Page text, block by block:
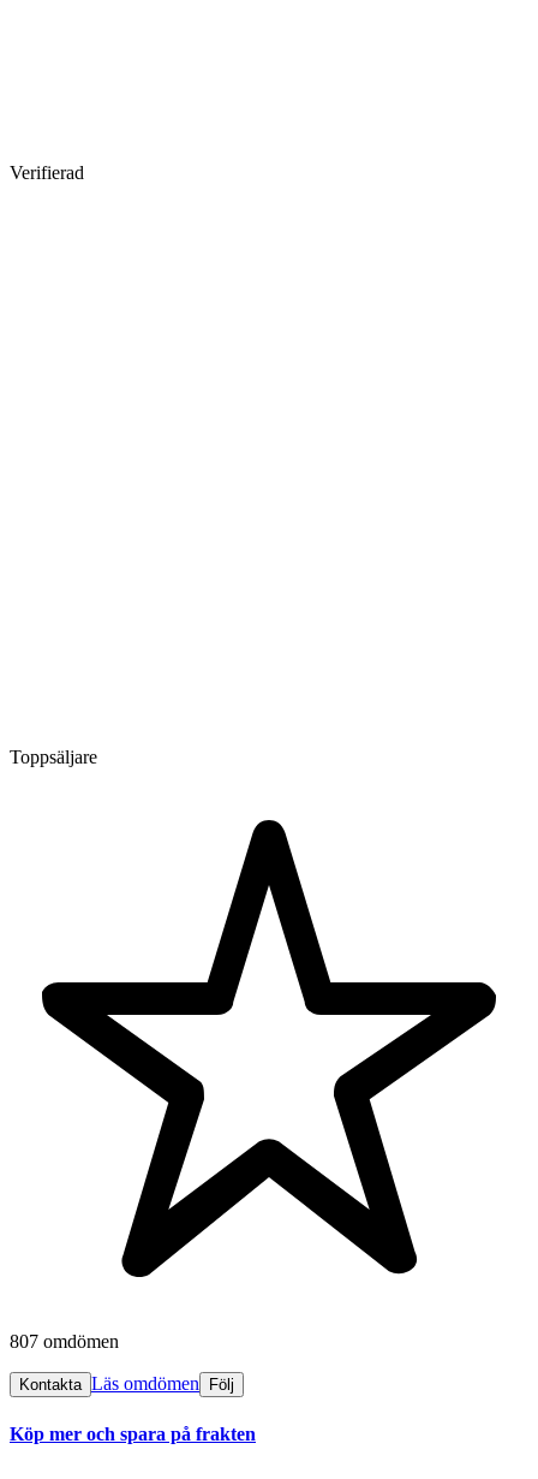
Verifierad
Toppsäljare
807 omdömen
Kontakta Läs omdömen Följ
Köp mer och spara på frakten